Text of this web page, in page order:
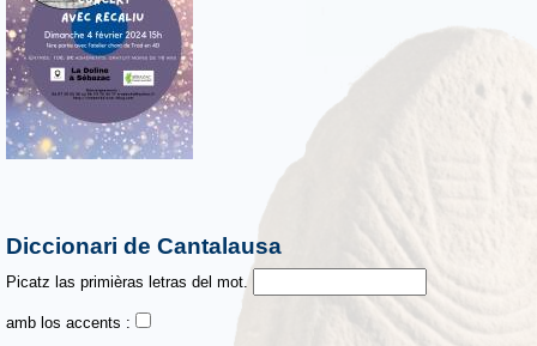
Diccionari de Cantalausa
Picatz las primièras letras del mot.
amb los accents :